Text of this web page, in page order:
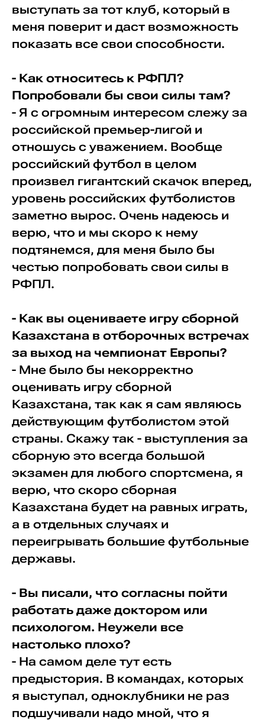
выступать за тот клуб, который в
меня поверит и даст возможность
показать все свои способности.
- Как относитесь к РФПЛ?
Попробовали бы свои силы там?
- Я с огромным интересом слежу за
российской премьер-лигой и
отношусь с уважением. Вообще
российский футбол в целом
произвел гигантский скачок вперед,
уровень российских футболистов
заметно вырос. Очень надеюсь и
верю, что и мы скоро к нему
подтянемся, для меня было бы
честью попробовать свои силы в
РФПЛ.
- Как вы оцениваете игру сборной
Казахстана в отборочных встречах
за выход на чемпионат Европы?
- Мне было бы некорректно
оценивать игру сборной
Казахстана, так как я сам являюсь
действующим футболистом этой
страны. Скажу так - выступления за
сборную это всегда большой
экзамен для любого спортсмена, я
верю, что скоро сборная
Казахстана будет на равных играть,
а в отдельных случаях и
переигрывать большие футбольные
державы.
- Вы писали, что согласны пойти
работать даже доктором или
психологом. Неужели все
настолько плохо?
- На самом деле тут есть
предыстория. В командах, которых
я выступал, одноклубники не раз
подшучивали надо мной, что я